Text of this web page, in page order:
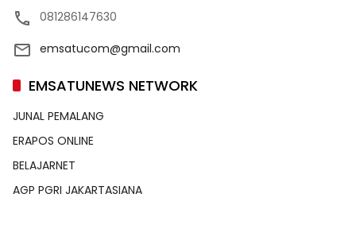
081286147630
emsatucom@gmail.com
EMSATUNEWS NETWORK
JUNAL PEMALANG
ERAPOS ONLINE
BELAJARNET
AGP PGRI JAKARTASIANA